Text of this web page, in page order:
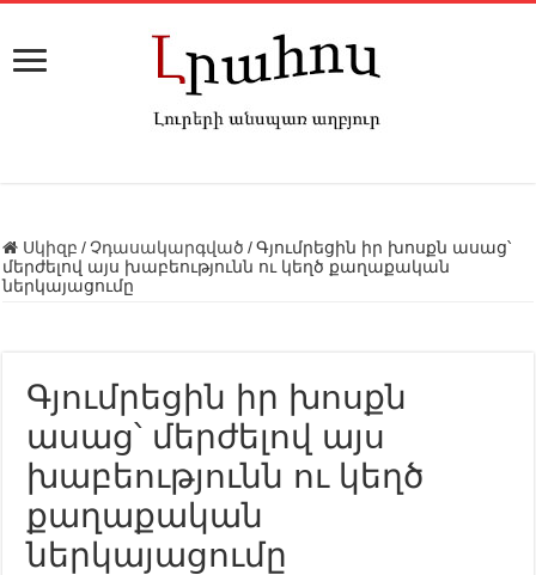
Սկիզբ / Չդասակարգված / Գյումրեցին իր խոսքն ասաց՝
մերժելով այս խաբեությունն ու կեղծ քաղաքական
ներկայացումը
Գյումրեցին իր խոսքն
ասաց՝ մերժելով այս
խաբեությունն ու կեղծ
քաղաքական
ներկայացումը